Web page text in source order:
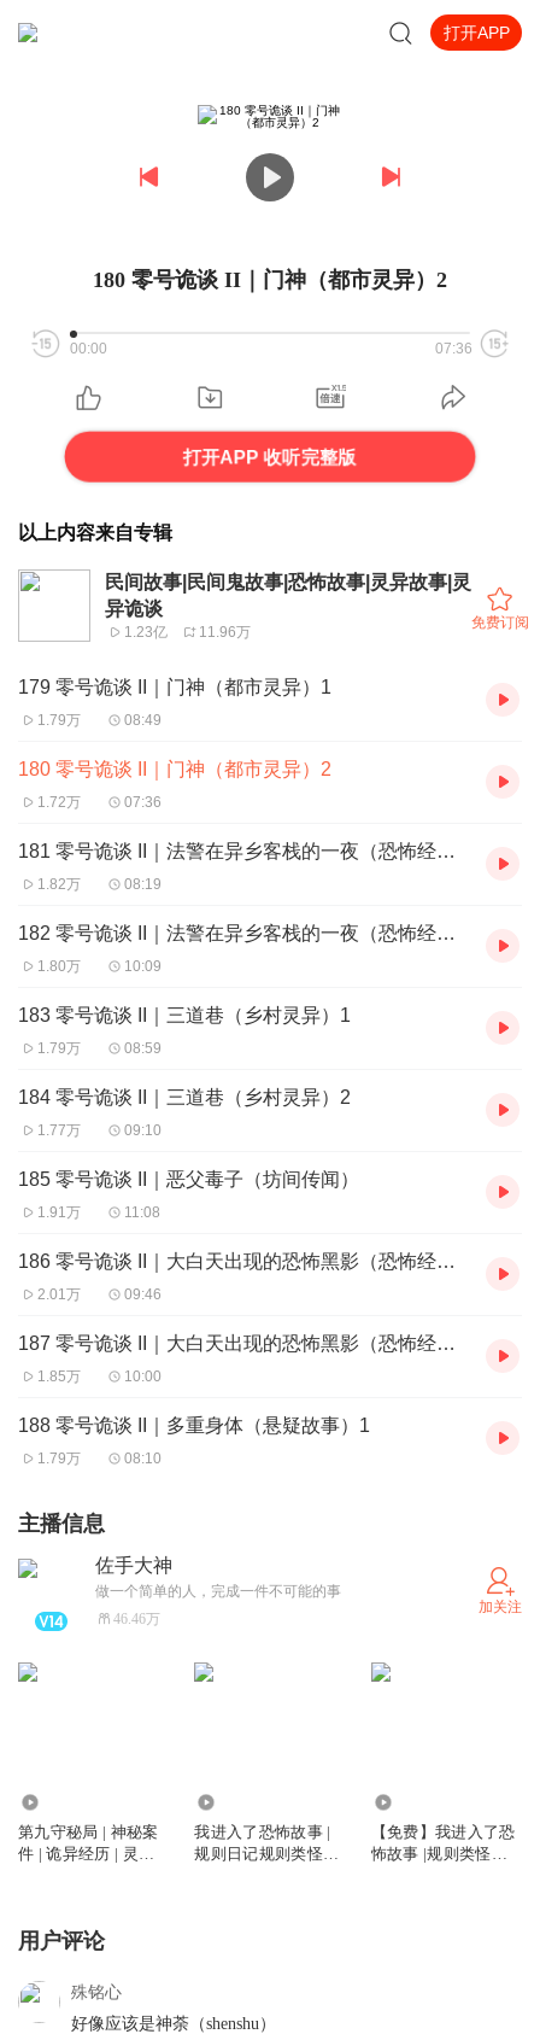
打开APP
180 零号诡谈 II｜门神（都市灵异）2
00:00 07:36
打开APP 收听完整版
以上内容来自专辑
民间故事|民间鬼故事|恐怖故事|灵异故事|灵
异诡谈
1.23亿 11.96万
免费订阅
179 零号诡谈 II｜门神（都市灵异）1
1.79万 08:49
180 零号诡谈 II｜门神（都市灵异）2
1.72万 07:36
181 零号诡谈 II｜法警在异乡客栈的一夜（恐怖经历）1
1.82万 08:19
182 零号诡谈 II｜法警在异乡客栈的一夜（恐怖经历）2
1.80万 10:09
183 零号诡谈 II｜三道巷（乡村灵异）1
1.79万 08:59
184 零号诡谈 II｜三道巷（乡村灵异）2
1.77万 09:10
185 零号诡谈 II｜恶父毒子（坊间传闻）
1.91万 11:08
186 零号诡谈 II｜大白天出现的恐怖黑影（恐怖经历）1
2.01万 09:46
187 零号诡谈 II｜大白天出现的恐怖黑影（恐怖经历）2
1.85万 10:00
188 零号诡谈 II｜多重身体（悬疑故事）1
1.79万 08:10
主播信息
佐手大神
做一个简单的人，完成一件不可能的事
46.46万
加关注
第九守秘局 | 神秘案
件 | 诡异经历 | 灵异
我进入了恐怖故事 |
规则日记规则类怪谈|
【免费】我进入了恐
怖故事 |规则类怪谈|
用户评论
殊铭心
好像应该是神荼（shenshu）